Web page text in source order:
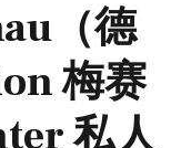
（德
梅赛
私人